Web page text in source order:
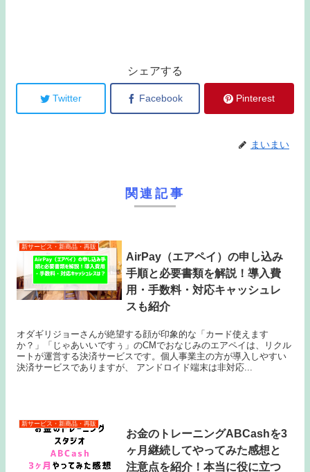
シェアする
Twitter Facebook Pinterest
まいまい
関連記事
新サービス・新商品・再販
AirPay（エアペイ）の申し込み
手順と必要書類を解説！導入費
用・手数料・対応キャッシュレ
スも紹介
オダギリジョーさんが絶望する顔が印象的な「カード使えます
か？」「じゃあいいですぅ」のCMでおなじみのエアペイは、リクル
ートが運営する決済サービスです。個人事業主の方が導入しやすい
決済サービスでありますが、 アンドロイド端末は非対応...
新サービス・新商品・再販
お金のトレーニングABCashを3
ヶ月継続してやってみた感想と
注意点を紹介！本当に役に立つ